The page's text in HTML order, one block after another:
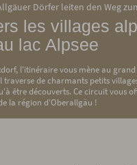
Dörfer leiten den Weg
les villages
lac Alpsee
l'itinéraire vous mène au grand
traverse de charmants petits
être découverts. Ce circuit vous
la région d'Oberallgäu !